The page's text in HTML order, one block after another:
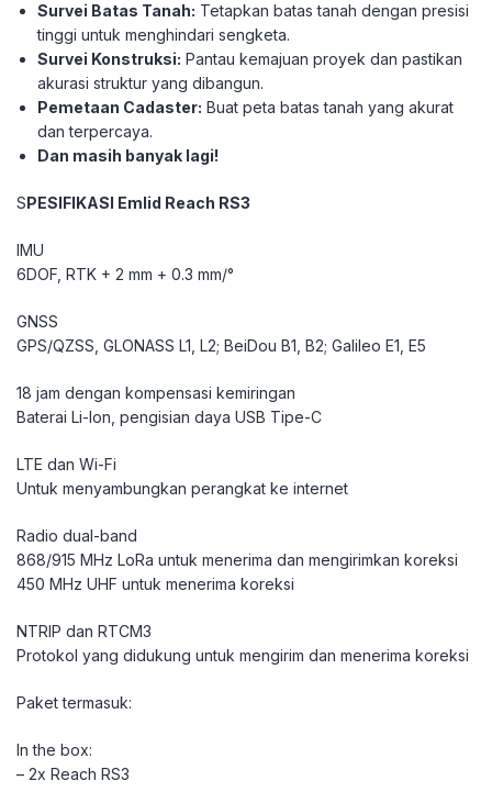
Survei Batas Tanah: Tetapkan batas tanah dengan presisi
tinggi untuk menghindari sengketa.
Survei Konstruksi: Pantau kemajuan proyek dan pastikan
akurasi struktur yang dibangun.
Pemetaan Cadaster: Buat peta batas tanah yang akurat
dan terpercaya.
Dan masih banyak lagi!
SPESIFIKASI Emlid Reach RS3
IMU
6DOF, RTK + 2 mm + 0.3 mm/°
GNSS
GPS/QZSS, GLONASS L1, L2; BeiDou B1, B2; Galileo E1, E5
18 jam dengan kompensasi kemiringan
Baterai Li-Ion, pengisian daya USB Tipe-C
LTE dan Wi-Fi
Untuk menyambungkan perangkat ke internet
Radio dual-band
868/915 MHz LoRa untuk menerima dan mengirimkan koreksi
450 MHz UHF untuk menerima koreksi
NTRIP dan RTCM3
Protokol yang didukung untuk mengirim dan menerima koreksi
Paket termasuk:
In the box:
– 2x Reach RS3